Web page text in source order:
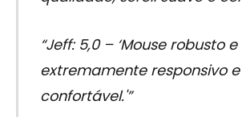
“Jeff: 5,0 – ‘Mouse robusto e
extremamente responsivo e
confortável.'”